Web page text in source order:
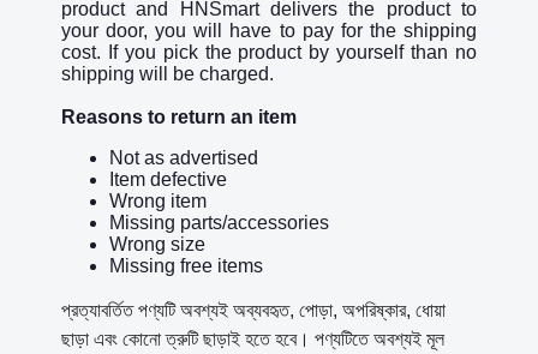
product and HNSmart delivers the product to
your door, you will have to pay for the shipping
cost. If you pick the product by yourself than no
shipping will be charged.
Reasons to return an item
Not as advertised
Item defective
Wrong item
Missing parts/accessories
Wrong size
Missing free items
প্রত্যাবর্তিত পণ্যটি অবশ্যই অব্যবহৃত, পোড়া, অপরিষ্কার, ধোয়া
ছাড়া এবং কোনো ত্রুটি ছাড়াই হতে হবে। পণ্যটিতে অবশ্যই মূল